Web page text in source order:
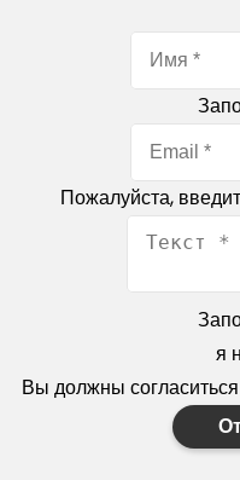
Пожалуйста,
я
Вы должны